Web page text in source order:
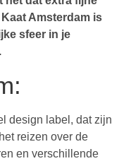
Amsterdam is
sfeer in je
design label, dat zijn
reizen over de
en verschillende